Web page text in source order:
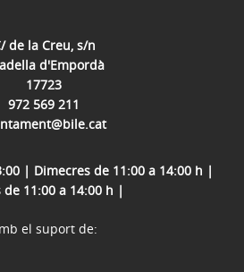
de la Creu, s/n
d'Empordà
17723
972 569 211
| Dimecres de 11:00 a 14:00 h |
de 11:00 a 14:00 h |
el suport de: